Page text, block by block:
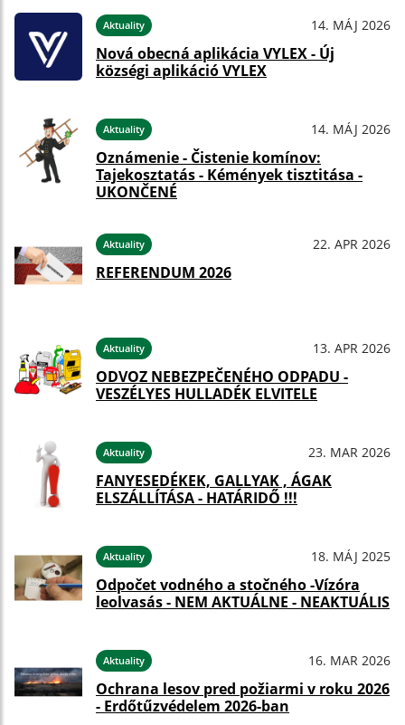
Aktuality 14. MÁJ 2026
Nová obecná aplikácia VYLEX - Új
községi aplikáció VYLEX
Aktuality 14. MÁJ 2026
Oznámenie - Čistenie komínov:
Tajekosztatás - Kémények tisztitása -
UKONČENÉ
Aktuality 22. APR 2026
REFERENDUM 2026
Aktuality 13. APR 2026
ODVOZ NEBEZPEČENÉHO ODPADU -
VESZÉLYES HULLADÉK ELVITELE
Aktuality 23. MAR 2026
FANYESEDÉKEK, GALLYAK , ÁGAK
ELSZÁLLÍTÁSA - HATÁRIDŐ !!!
Aktuality 18. MÁJ 2025
Odpočet vodného a stočného -Vízóra
leolvasás - NEM AKTUÁLNE - NEAKTUÁLIS
Aktuality 16. MAR 2026
Ochrana lesov pred požiarmi v roku 2026
- Erdőtűzvédelem 2026-ban